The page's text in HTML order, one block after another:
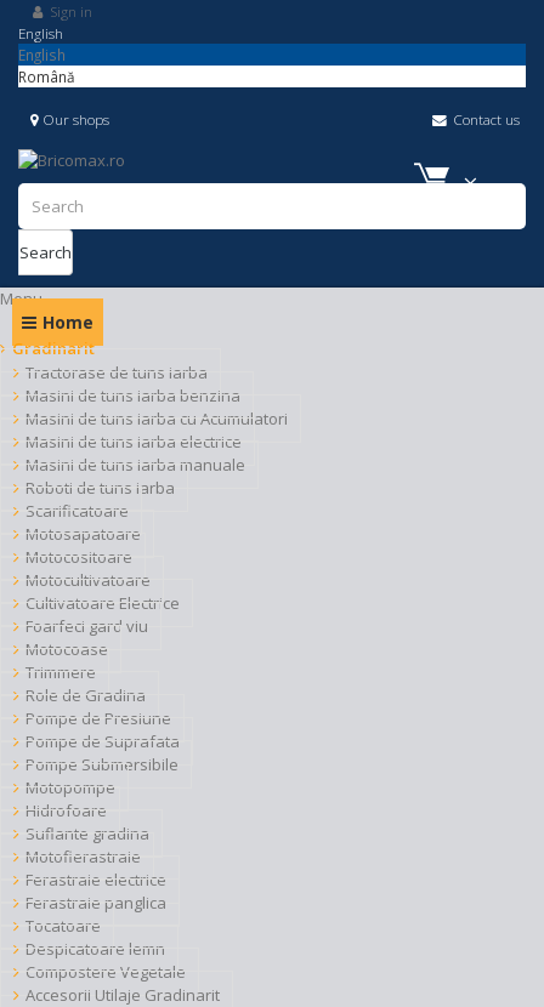
Sign in
English
English
Română
Contact us
Our shops
Search
Menu
Home
Gradinarit
Tractorase de tuns iarba
Masini de tuns iarba benzina
Masini de tuns iarba cu Acumulatori
Masini de tuns iarba electrice
Masini de tuns iarba manuale
Roboti de tuns iarba
Scarificatoare
Motosapatoare
Motocositoare
Motocultivatoare
Cultivatoare Electrice
Foarfeci gard viu
Motocoase
Trimmere
Role de Gradina
Pompe de Presiune
Pompe de Suprafata
Pompe Submersibile
Motopompe
Hidrofoare
Suflante gradina
Motofierastraie
Ferastraie electrice
Ferastraie panglica
Tocatoare
Despicatoare lemn
Compostere Vegetale
Accesorii Utilaje Gradinarit